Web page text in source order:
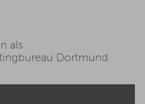
als
Dortmund